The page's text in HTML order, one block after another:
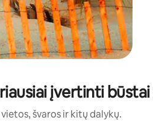
įvertinti
švaros ir kitų dalykų.